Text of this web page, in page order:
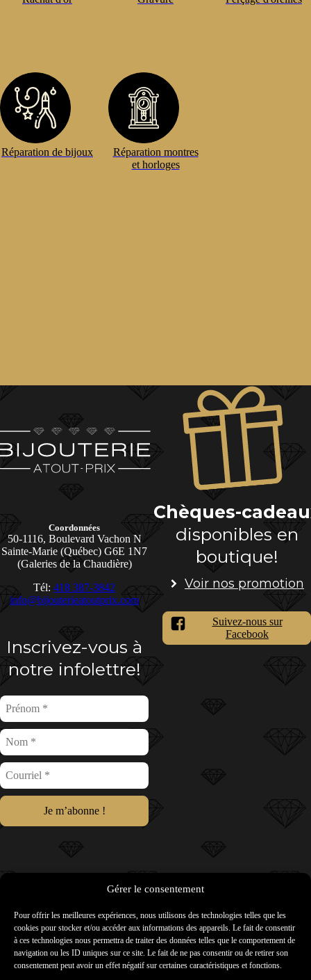
Gérer le consentement
Pour offrir les meilleures expériences, nous utilisons des technologies telles que les
cookies pour stocker et/ou accéder aux informations des appareils. Le fait de consentir
à ces technologies nous permettra de traiter des données telles que le comportement de
navigation ou les ID uniques sur ce site. Le fait de ne pas consentir ou de retirer son
consentement peut avoir un effet négatif sur certaines caractéristiques et fonctions.
Réparation de bijoux
Réparation montres
et horloges
Coordonnées
50-1116, Boulevard Vachon N
Sainte-Marie (Québec) G6E 1N7
(Galeries de la Chaudière)
Tél: 418 387-3842
info@bijouterieatoutprix.com
Chèques-
disponibles en
boutique!
Voir nos promotion
Suivez-nous sur
Facebook
Inscrivez-vous à
notre infolettre!